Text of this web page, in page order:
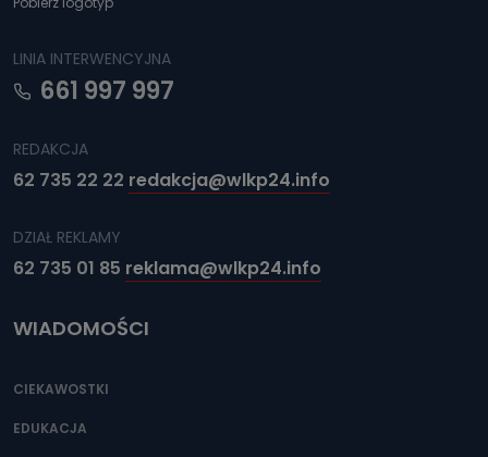
dane, które pochodzą bezpośrednio od Państwa (lub
szczególności: imię i nazwisko, adres e-mail, telefon
danych osobowych są pracownicy i współpracownicy
oraz partnerzy wspomagający administratora w jego
Jak skontaktować się z inspektorem
danych osobowych?
e-mailowo pod adresem: poczta@tvproart.pl
LINIA INTERWENCYJNA
661 997 997
REDAKCJA
62 735 22 22 redakcja@wlkp24.info
DZIAŁ REKLAMY
62 735 01 85 reklama@wlkp24.info
WIADOMOŚCI
CIEKAWOSTKI
EDUKACJA